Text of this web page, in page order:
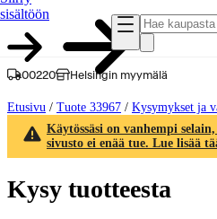
sisältöön
00220 Helsingin myymälä
Etusivu / Tuote 33967 / Kysymykset ja
Käytössäsi on vanhempi
sivusto ei enää tue. Lue lisää
Kysy tuotteesta